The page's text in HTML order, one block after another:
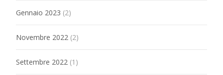
Gennaio 2023 (2)
Novembre 2022 (2)
Settembre 2022 (1)